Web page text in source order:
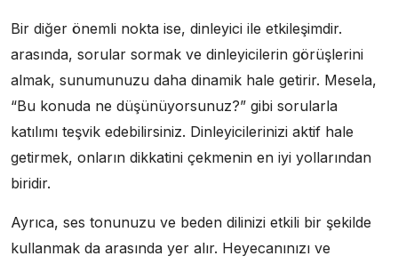
Bir diğer önemli nokta ise, dinleyici ile etkileşimdir.
arasında, sorular sormak ve dinleyicilerin görüşlerini
almak, sunumunuzu daha dinamik hale getirir. Mesela,
“Bu konuda ne düşünüyorsunuz?” gibi sorularla
katılımı teşvik edebilirsiniz. Dinleyicilerinizi aktif hale
getirmek, onların dikkatini çekmenin en iyi yollarından
biridir.
Ayrıca, ses tonunuzu ve beden dilinizi etkili bir şekilde
kullanmak da arasında yer alır. Heyecanınızı ve